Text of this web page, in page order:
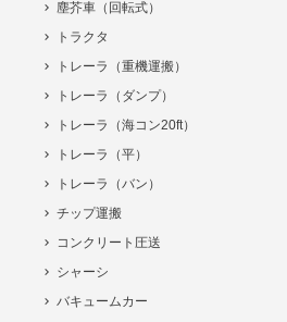
塵芥車（回転式）
トラクタ
トレーラ（重機運搬）
トレーラ（ダンプ）
トレーラ（海コン20ft）
トレーラ（平）
トレーラ（バン）
チップ運搬
コンクリート圧送
シャーシ
バキュームカー